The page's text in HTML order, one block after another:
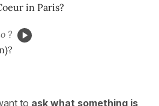
in Paris?
?
to ask what something is